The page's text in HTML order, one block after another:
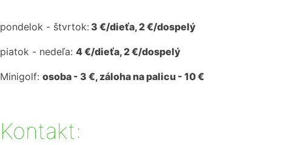
pondelok - štvrtok: 3 €/dieťa, 2 €/dospelý
piatok - nedeľa: 4 €/dieťa, 2 €/dospelý
Minigolf: osoba - 3 €, záloha na palicu - 10 €
Kontakt: